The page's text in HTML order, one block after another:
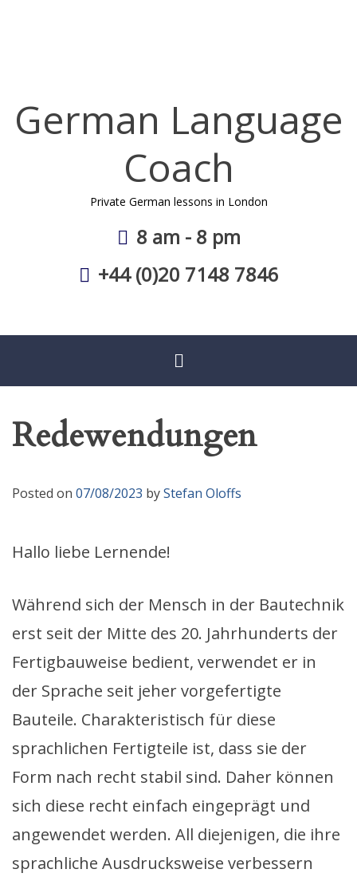
German Language
Coach
Private German lessons in London
8 am - 8 pm
+44 (0)20 7148 7846
Redewendungen
Posted on 07/08/2023 byStefan Oloffs
Hallo liebe Lernende!
Während sich der Mensch in der Bautechnik
erst seit der Mitte des 20. Jahrhunderts der
Fertigbauweise bedient, verwendet er in
der Sprache seit jeher vorgefertigte
Bauteile. Charakteristisch für diese
sprachlichen Fertigteile ist, dass sie der
Form nach recht stabil sind. Daher können
sich diese recht einfach eingeprägt und
angewendet werden. All diejenigen, die ihre
sprachliche Ausdrucksweise verbessern